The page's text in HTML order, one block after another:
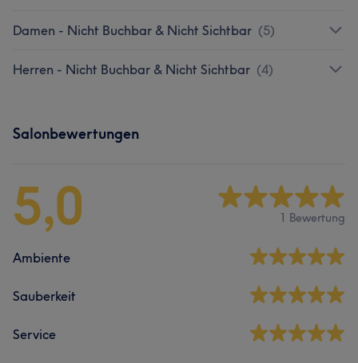
Damen - Nicht Buchbar & Nicht Sichtbar (5)
Herren - Nicht Buchbar & Nicht Sichtbar (4)
Salonbewertungen
5,0 1 Bewertung
Ambiente
Sauberkeit
Service